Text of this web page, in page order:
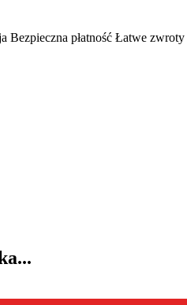
Bezpieczna płatność Łatwe zwroty